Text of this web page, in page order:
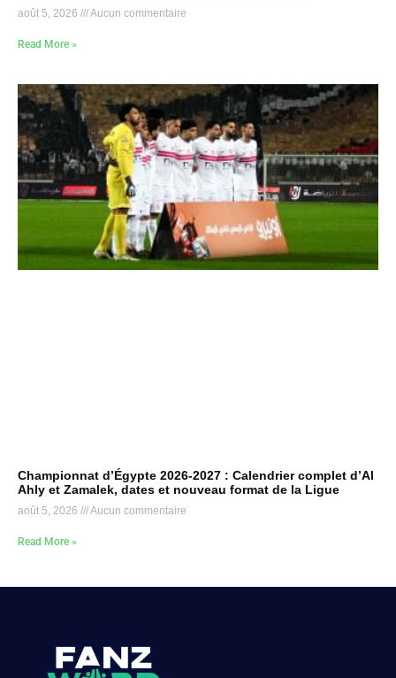
août 5, 2026 Aucun commentaire
Read More »
Championnat d’Égypte 2026-2027 : Calendrier complet d’Al
Ahly et Zamalek, dates et nouveau format de la Ligue
août 5, 2026 Aucun commentaire
Read More »